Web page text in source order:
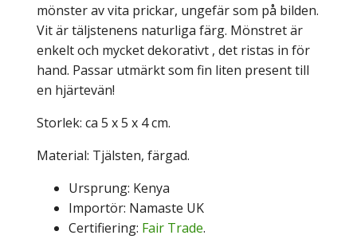
mönster av vita prickar, ungefär som på bilden.
Vit är täljstenens naturliga färg. Mönstret är
enkelt och mycket dekorativt , det ristas in för
hand. Passar utmärkt som fin liten present till
en hjärtevän!
Storlek: ca 5 x 5 x 4 cm.
Material: Tjälsten, färgad.
Ursprung: Kenya
Importör: Namaste UK
Certifiering: Fair Trade.